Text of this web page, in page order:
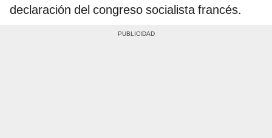
declaración del congreso socialista francés.